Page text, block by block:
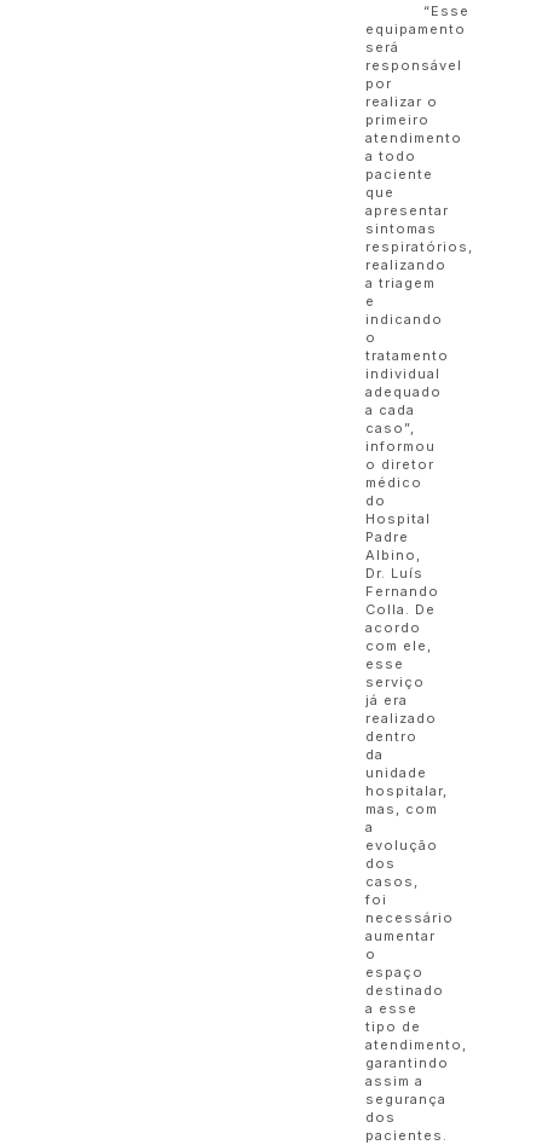
“Esse
equipamento
será
responsável
por
realizar o
primeiro
atendimento
a todo
paciente
que
apresentar
sintomas
respiratórios,
realizando
a triagem
e
indicando
o
tratamento
individual
adequado
a cada
caso”,
informou
o diretor
médico
do
Hospital
Padre
Albino,
Dr. Luís
Fernando
Colla. De
acordo
com ele,
esse
serviço
já era
realizado
dentro
da
unidade
hospitalar,
mas, com
a
evolução
dos
casos,
foi
necessário
aumentar
o
espaço
destinado
a esse
tipo de
atendimento,
garantindo
assim a
segurança
dos
pacientes.